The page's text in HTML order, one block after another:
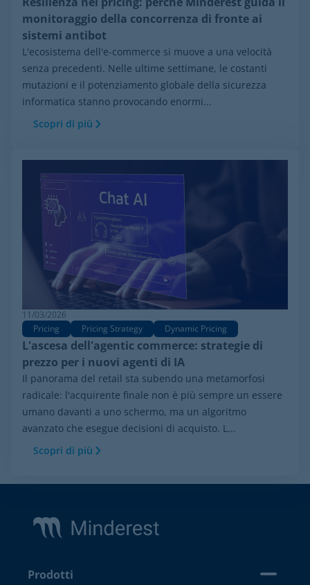
monitoraggio della concorrenza di fronte ai
sistemi antibot
L'ecosistema dell'e-commerce si muove a una velocità
senza precedenti. Nelle ultime settimane, le costanti
mutazioni e il potenziamento globale della sicurezza
informatica stanno provocando enormi...
Scopri di più
11/03/2026
Pricing
Pricing Strategy Dynamic Pricing
L'ascesa dell'agentic commerce: strategie di
prezzo per i nuovi agenti di IA
Il panorama del retail sta subendo una metamorfosi
radicale: l'acquirente finale non è più sempre un essere
umano davanti a uno schermo, ma un algoritmo
avanzato che esegue decisioni di acquisto. L...
Scopri di più
Prodotti